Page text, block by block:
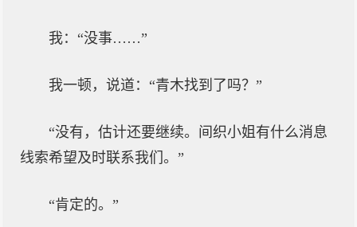
我：“没事……”
我一顿，说道：“青木找到了吗？”
“没有，估计还要继续。间织小姐有什么消息
线索希望及时联系我们。”
“肯定的。”